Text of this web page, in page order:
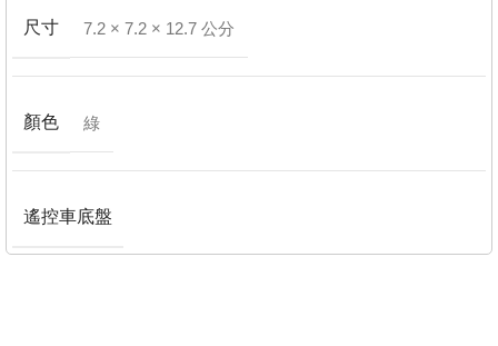
尺寸 7.2 × 7.2 × 12.7 公分
顏色 綠
遙控車底盤